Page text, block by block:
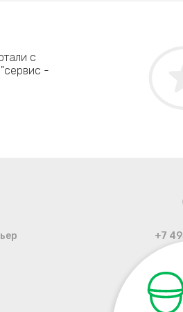
с
-
+7